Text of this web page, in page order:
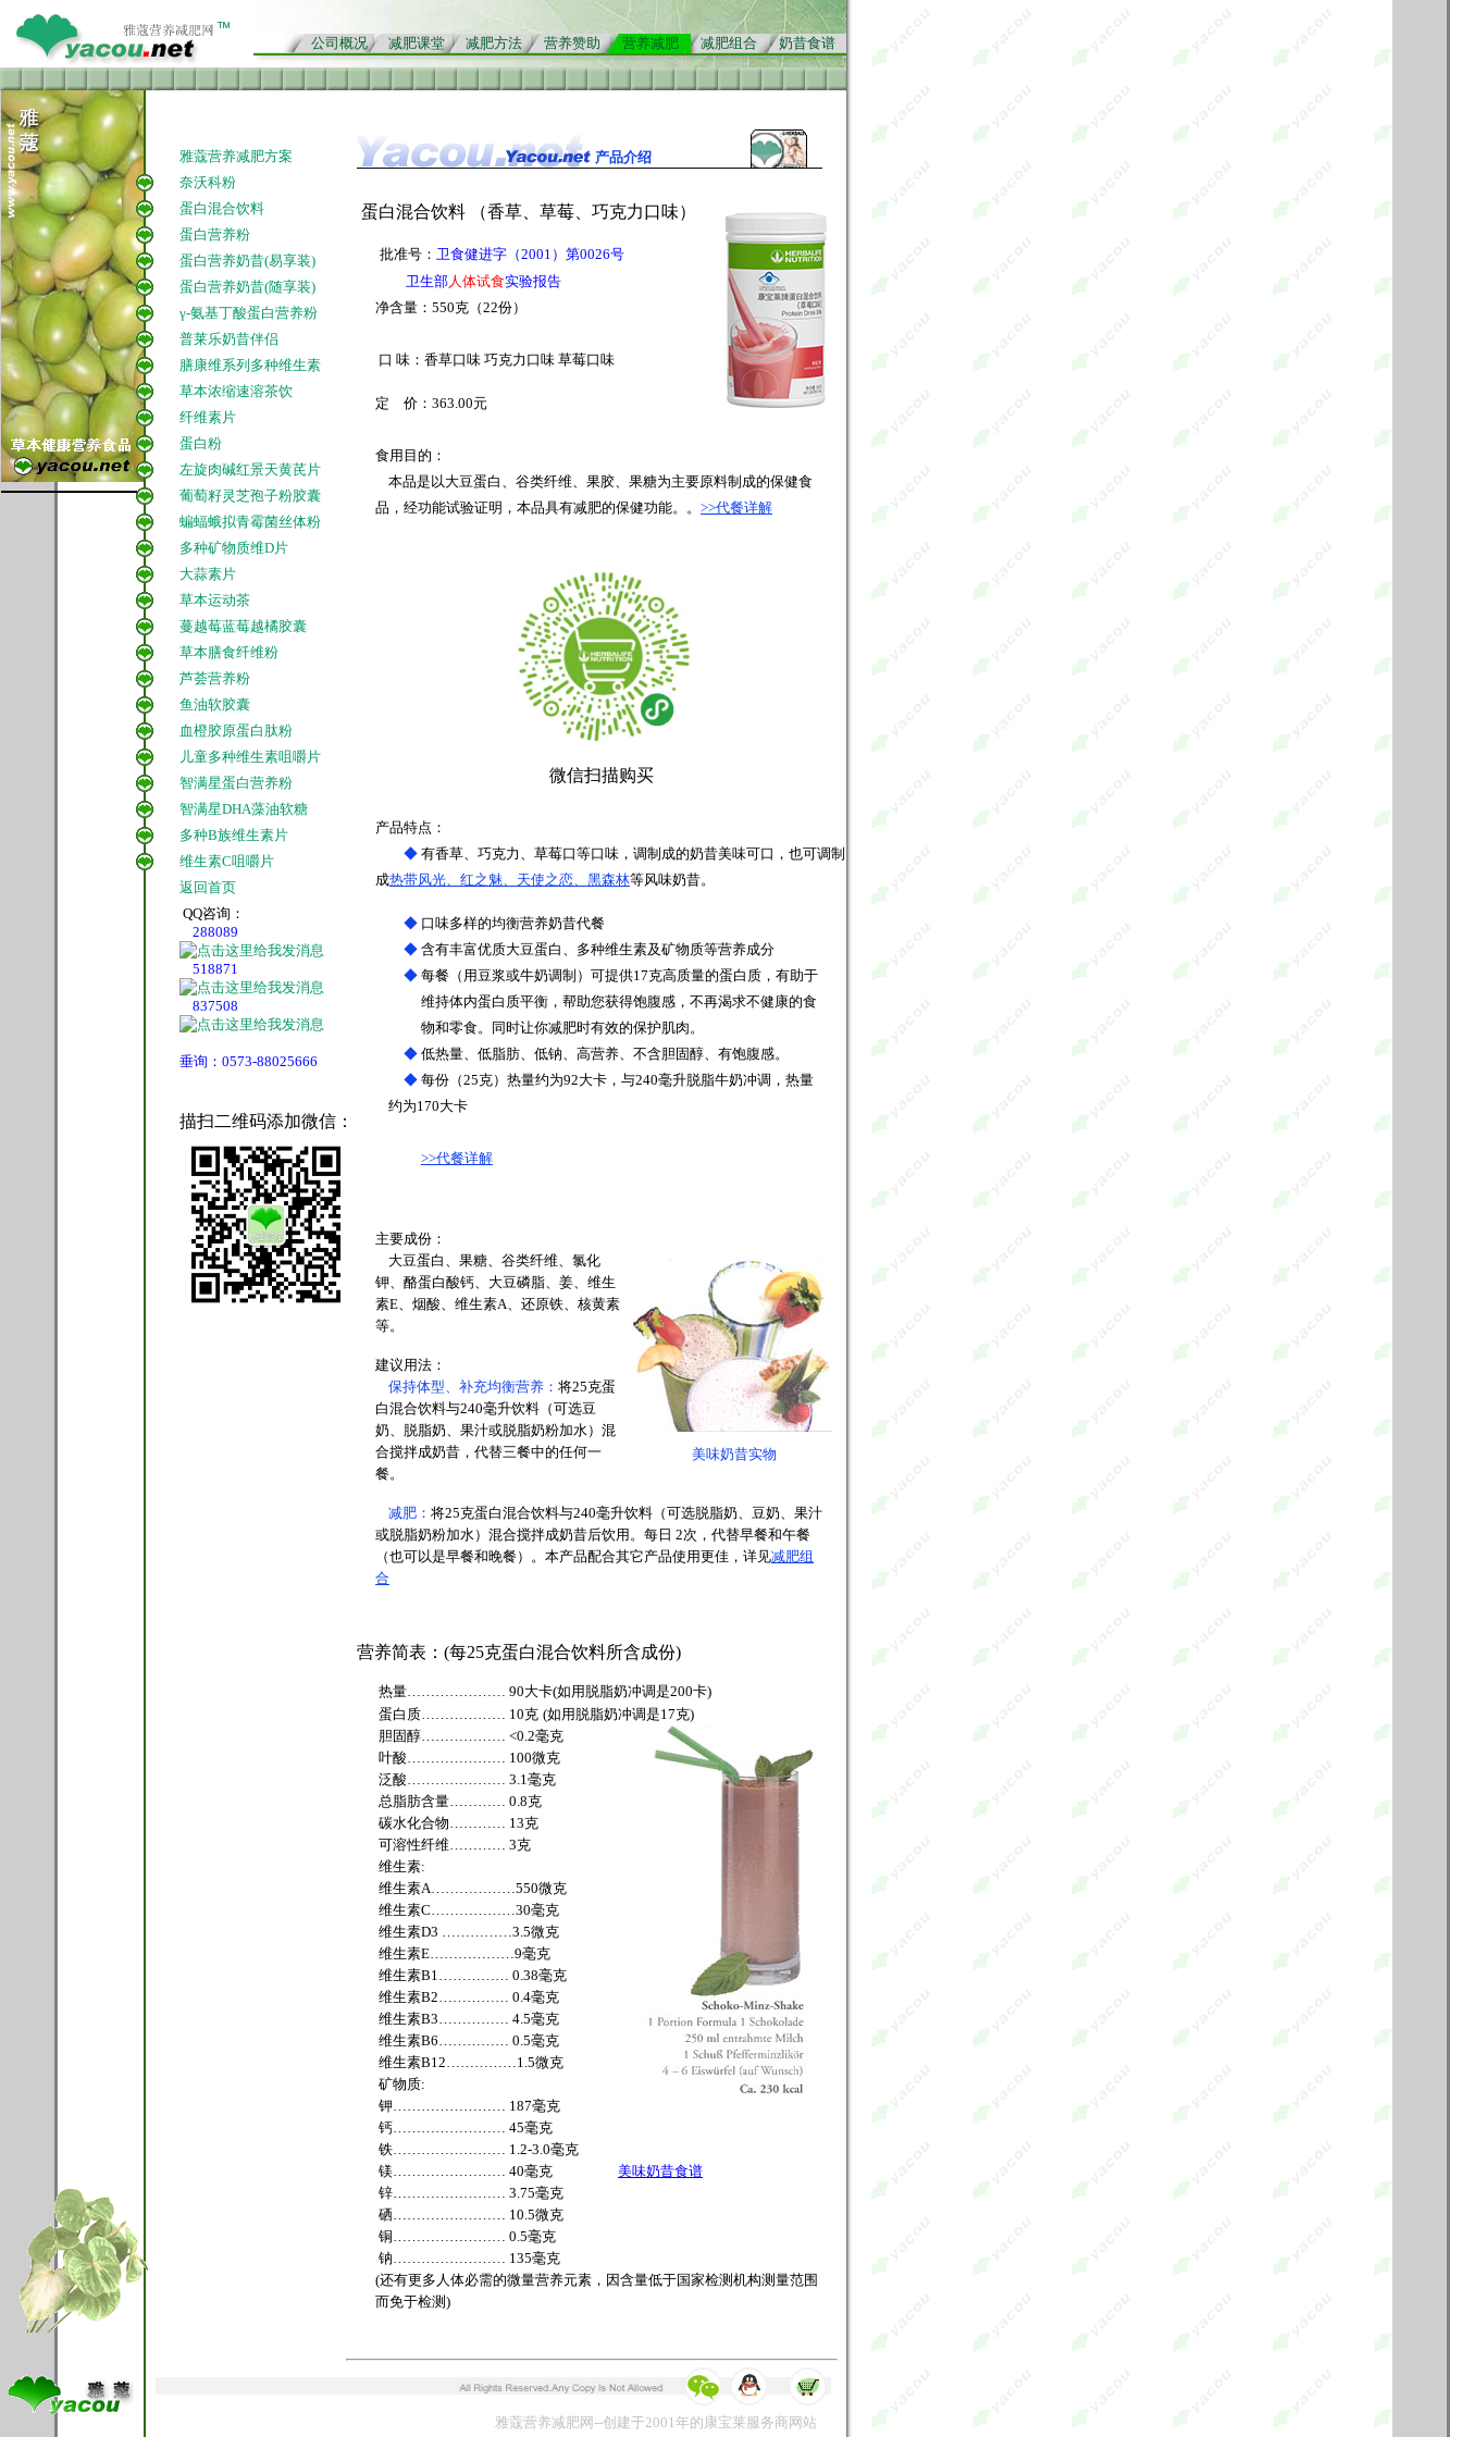
公司概况 减肥课堂 减肥方法 营养赞助 营养减肥 减肥组合 奶昔食谱
雅蔻营养减肥方案
奈沃科粉
蛋白混合饮料
蛋白营养粉
蛋白营养奶昔(易享装)
蛋白营养奶昔(随享装)
γ-氨基丁酸蛋白营养粉
普莱乐奶昔伴侣
膳康维系列多种维生素
草本浓缩速溶茶饮
纤维素片
蛋白粉
左旋肉碱红景天黄芪片
葡萄籽灵芝孢子粉胶囊
蝙蝠蛾拟青霉菌丝体粉
多种矿物质维D片
大蒜素片
草本运动茶
蔓越莓蓝莓越橘胶囊
草本膳食纤维粉
芦荟营养粉
鱼油软胶囊
血橙胶原蛋白肽粉
儿童多种维生素咀嚼片
智满星蛋白营养粉
智满星DHA藻油软糖
多种B族维生素片
维生素C咀嚼片
返回首页
QQ咨询：
288089
518871
837508
垂询：0573-88025666
描扫二维码添加微信：
产品介绍
蛋白混合饮料 （香草、草莓、巧克力口味）
批准号： 卫食健进字（2001）第0026号
卫生部人体试食实验报告
净含量：550克（22份）
口 味：香草口味 巧克力口味 草莓口味
定 价：363.00元
食用目的：
本品是以大豆蛋白、谷类纤维、果胶、果糖为主要原料制成的保健食
品，经功能试验证明，本品具有减肥的保健功能。。 >>代餐详解
微信扫描购买
产品特点：
◆ 有香草、巧克力、草莓口等口味，调制成的奶昔美味可口，也可调制
成热带风光、红之魅、天使之恋、黑森林等风味奶昔。
◆ 口味多样的均衡营养奶昔代餐
◆ 含有丰富优质大豆蛋白、多种维生素及矿物质等营养成分
◆ 每餐（用豆浆或牛奶调制）可提供17克高质量的蛋白质，有助于
维持体内蛋白质平衡，帮助您获得饱腹感，不再渴求不健康的食
物和零食。同时让你减肥时有效的保护肌肉。
◆ 低热量、低脂肪、低钠、高营养、不含胆固醇、有饱腹感。
◆ 每份（25克）热量约为92大卡，与240毫升脱脂牛奶冲调，热量
约为170大卡
>>代餐详解
主要成份：
大豆蛋白、果糖、谷类纤维、氯化
钾、酪蛋白酸钙、大豆磷脂、姜、维生
素E、烟酸、维生素A、还原铁、核黄素
等。
建议用法：
保持体型、补充均衡营养： 将25克蛋
白混合饮料与240毫升饮料（可选豆
奶、脱脂奶、果汁或脱脂奶粉加水）混
合搅拌成奶昔，代替三餐中的任何一
餐。
美味奶昔实物
减肥： 将25克蛋白混合饮料与240毫升饮料（可选脱脂奶、豆奶、果汁
或脱脂奶粉加水）混合搅拌成奶昔后饮用。每日 2次，代替早餐和午餐
（也可以是早餐和晚餐）。本产品配合其它产品使用更佳，详见减肥组
合
营养简表：(每25克蛋白混合饮料所含成份)
热量………………… 90大卡(如用脱脂奶冲调是200卡)
蛋白质……………… 10克 (如用脱脂奶冲调是17克)
胆固醇……………… <0.2毫克
叶酸………………… 100微克
泛酸………………… 3.1毫克
总脂肪含量………… 0.8克
碳水化合物………… 13克
可溶性纤维………… 3克
维生素:
维生素A………………550微克
维生素C………………30毫克
维生素D3 ……………3.5微克
维生素E………………9毫克
维生素B1…………… 0.38毫克
维生素B2…………… 0.4毫克
维生素B3…………… 4.5毫克
维生素B6…………… 0.5毫克
维生素B12……………1.5微克
矿物质:
钾…………………… 187毫克
钙…………………… 45毫克
铁…………………… 1.2-3.0毫克
镁…………………… 40毫克 美味奶昔食谱
锌…………………… 3.75毫克
硒…………………… 10.5微克
铜…………………… 0.5毫克
钠…………………… 135毫克
(还有更多人体必需的微量营养元素，因含量低于国家检测机构测量范围
而免于检测)
雅蔻营养减肥网--创建于2001年的康宝莱服务商网站